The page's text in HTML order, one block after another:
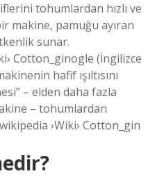
tohumlardan hızlı ve
makine, pamuğu ayıran
sunar.
Cotton_ginogle (İngilizce
hafif ışıltısını
– elden daha fazla
– tohumlardan
›Wiki› Cotton_gin